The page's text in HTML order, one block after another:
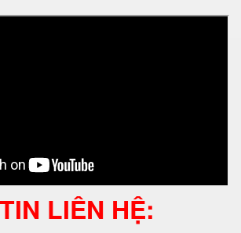
LIÊN HỆ: